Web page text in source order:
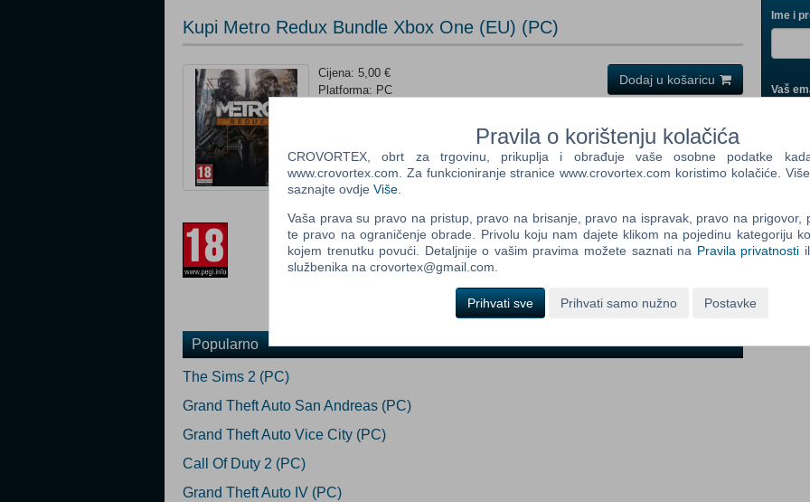
Kupi Metro Redux Bundle Xbox One (EU) (PC)
Cijena: 5,00 €
Platforma: PC
Ocijeni
Prilagođeno za dob:
Dodaj u košaricu
Popularno
The Sims 2 (PC)
Grand Theft Auto San Andreas (PC)
Grand Theft Auto Vice City (PC)
Call Of Duty 2 (PC)
Grand Theft Auto IV (PC)
Ime i
Vaš
Control
Field
Pravila o korištenju kolačića
CROVORTEX, obrt za trgovinu, prikuplja i obrađuje vaše osobne podatke
www.crovortex.com. Za funkcioniranje stranice www.crovortex.com koristimo kolačiće.
saznajte ovdje Više
Vaša prava su pravo na pristup, pravo na brisanje, pravo na ispravak, pravo na prigovor,
te pravo na ograničenje obrade. Privolu koju nam dajete klikom na pojedinu kategoriju
kojem trenutku povući. Detaljnije o vašim pravima možete saznati na Pravila privatnosti
službenika na crovortex@gmail.com.
Prihvati sve Prihvati samo nužno Postavke